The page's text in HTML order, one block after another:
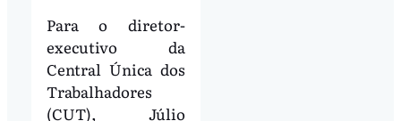
Para o diretor-
executivo da
Central Única dos
Trabalhadores
(CUT), Júlio